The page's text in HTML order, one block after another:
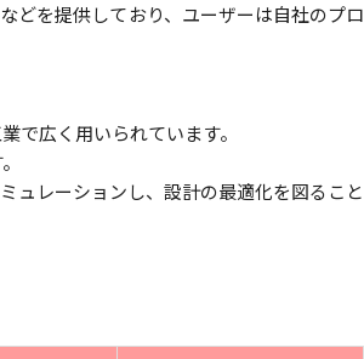
どを提供しており、ユーザーは自社のプロ
で広く用いられています。
ュレーションし、設計の最適化を図ること